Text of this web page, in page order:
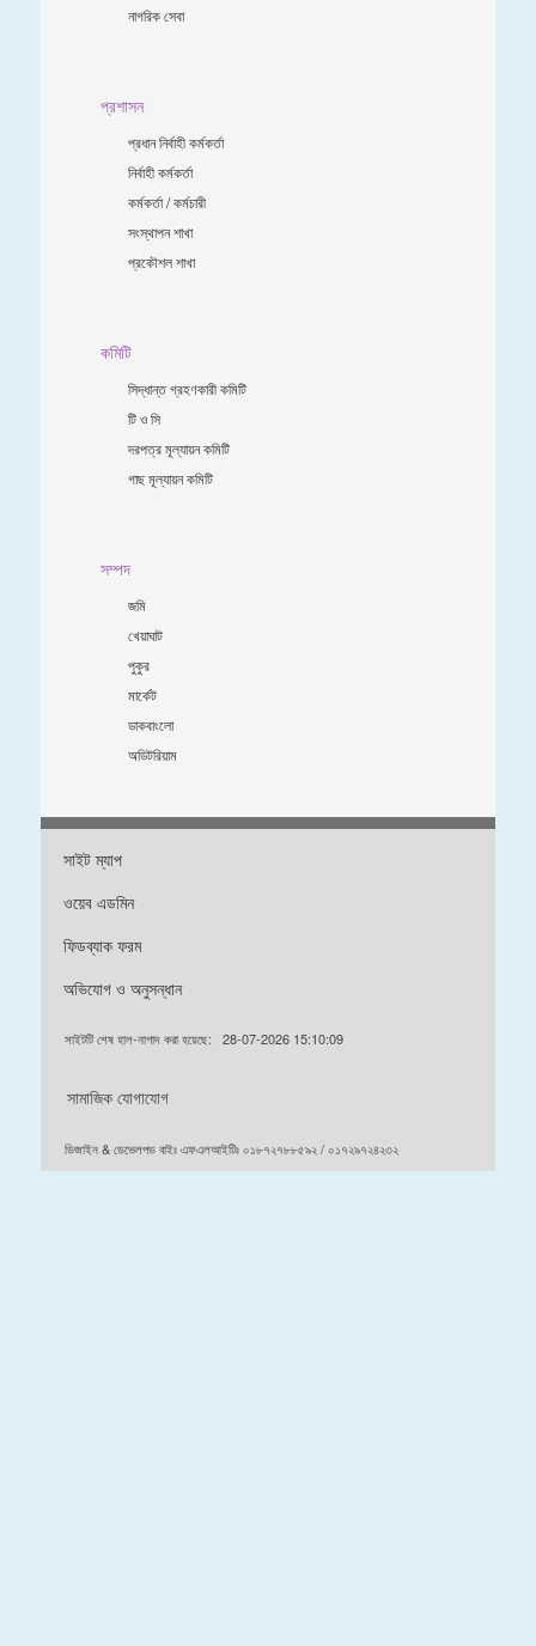
নাগরিক সেবা
প্রশাসন
প্রধান নির্বাহী কর্মকর্তা
নির্বাহী কর্মকর্তা
কর্মকর্তা / কর্মচারী
সংস্থাপন শাখা
প্রকৌশল শাখা
কমিটি
সিদ্ধান্ত গ্রহণকারী কমিটি
টি ও সি
দরপত্র মূল্যায়ন কমিটি
গাছ মূল্যায়ন কমিটি
সম্পদ
জমি
খেয়াঘাট
পুকুর
মার্কেট
ডাকবাংলো
অডিটরিয়াম
সাইট ম্যাপ
ওয়েব এডমিন
ফিডব্যাক ফরম
অভিযোগ ও অনুসন্ধান
সাইটটি শেষ হাল-নাগাদ করা হয়েছে: 28-07-2026 15:10:09
সামাজিক যোগাযোগ
ডিজাইন & ডেভেলপড বাইঃ এফএলআইটিঃ ০১৮৭২৭৮৮৫৯২ / ০১৭২৯৭২৪২৩২